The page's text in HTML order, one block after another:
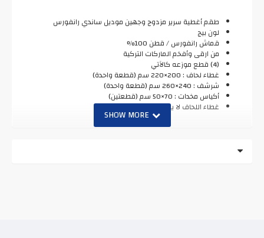
طقم أغطية سرير مزدوج وجهين موديل ساندي رانفورس
لون بيج
قماش رانفورس / قطن 100%
من ارقى وأفخم الماركات التركية
(4) قطع موزعه كالآتي
غطاء لحاف : 200×220 سم (قطعة واحدة)
شرشف : 240×260 سم (قطعة واحدة)
أكياس مخدات : 70×50 سم (قطعتين)
غطاء اللحاف لا يحتوي على حشوة